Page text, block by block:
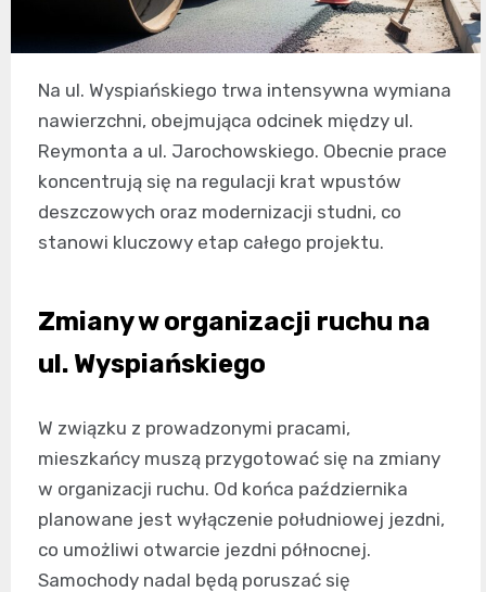
Na ul. Wyspiańskiego trwa intensywna wymiana
nawierzchni, obejmująca odcinek między ul.
Reymonta a ul. Jarochowskiego. Obecnie prace
koncentrują się na regulacji krat wpustów
deszczowych oraz modernizacji studni, co
stanowi kluczowy etap całego projektu.
Zmiany w organizacji ruchu na
ul. Wyspiańskiego
W związku z prowadzonymi pracami,
mieszkańcy muszą przygotować się na zmiany
w organizacji ruchu. Od końca października
planowane jest wyłączenie południowej jezdni,
co umożliwi otwarcie jezdni północnej.
Samochody nadal będą poruszać się